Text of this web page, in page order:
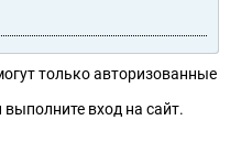
только авторизованные
выполните вход на сайт.